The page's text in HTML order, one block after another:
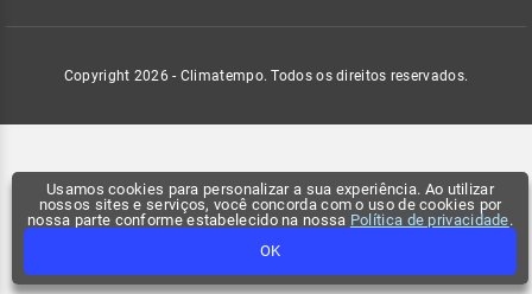
Usamos cookies para personalizar a sua experiência. Ao utilizar
nossos sites e serviços, você concorda com o uso de cookies por
nossa parte conforme estabelecido na nossa Política de privacidade.
OK
Copyright 2026 - Climatempo. Todos os direitos reservados.